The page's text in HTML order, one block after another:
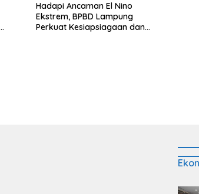
Hadapi Ancaman El Nino
Ekstrem, BPBD Lampung
Perkuat Kesiapsiagaan dan